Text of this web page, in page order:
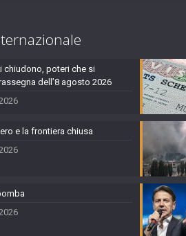
chiudono, poteri che si
dell’8 agosto 2026
e la frontiera chiusa